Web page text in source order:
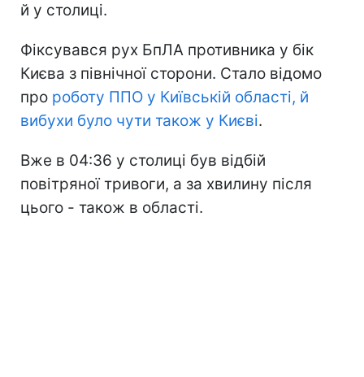
й у столиці.
Фіксувався рух БпЛА противника у бік
Києва з північної сторони. Стало відомо
про роботу ППО у Київській області, й
вибухи було чути також у Києві.
Вже в 04:36 у столиці був відбій
повітряної тривоги, а за хвилину після
цього - також в області.